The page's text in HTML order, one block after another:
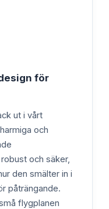
för
ut i vårt
och
och säker,
den smälter in i
påträngande.
flygplanen